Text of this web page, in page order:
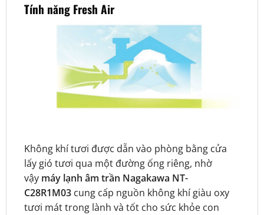
Tính năng Fresh Air
Không khí tươi được dẫn vào phòng bằng cửa
lấy gió tươi qua một đường ống riêng, nhờ
vậy máy lạnh âm trần Nagakawa NT-
C28R1M03 cung cấp nguồn không khí giàu oxy
tươi mát trong lành và tốt cho sức khỏe con